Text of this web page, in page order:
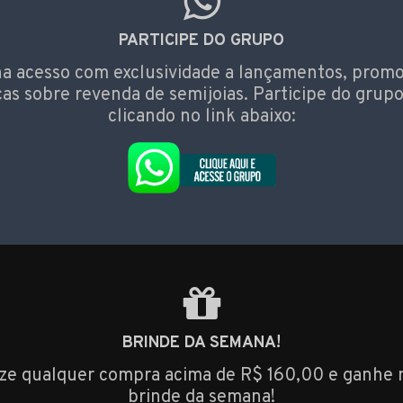
PARTICIPE DO GRUPO
acesso com exclusividade a lançamentos,
sobre revenda de semijoias. Participe do
clicando no link abaixo:
BRINDE DA SEMANA!
qualquer compra acima de R$ 160,00 e ganhe
brinde da semana!